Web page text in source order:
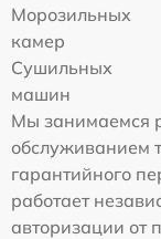
Морозильных
камер
Сушильных
машин
Мы занимаемся
обслуживанием
гарантийного
работает
авторизации от